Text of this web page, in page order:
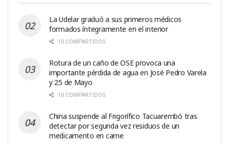
La Udelar graduó a sus primeros médicos
formados íntegramente en el interior
10 COMPARTIDOS
Rotura de un caño de OSE provoca una
importante pérdida de agua en José Pedro Varela
y 25 de Mayo
10 COMPARTIDOS
China suspende al Frigorífico Tacuarembó tras
detectar por segunda vez residuos de un
medicamento en carne